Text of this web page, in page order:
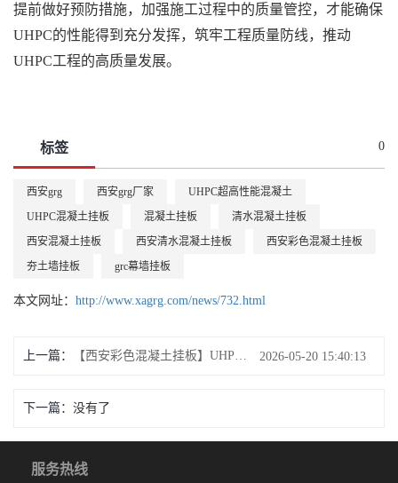
提前做好预防措施，加强施工过程中的质量管控，才能确保
UHPC的性能得到充分发挥，筑牢工程质量防线，推动
UHPC工程的高质量发展。
标签 0
西安grg 西安grg厂家
UHPC超高性能混凝土
UHPC混凝土挂板
混凝土挂板
清水混凝土挂板
西安混凝土挂板
西安清水混凝土挂板
西安彩色混凝土挂板
夯土墙挂板
grc幕墙挂板
本文网址： http://www.xagrg.com/news/732.html
上一篇： 2026-05-20 15:40:13
下一篇： 没有了
服务热线